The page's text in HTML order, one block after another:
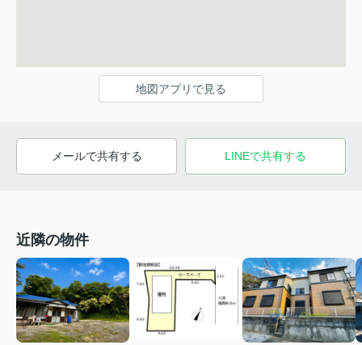
地図アプリで見る
メールで共有する LINEで共有する
近隣の物件